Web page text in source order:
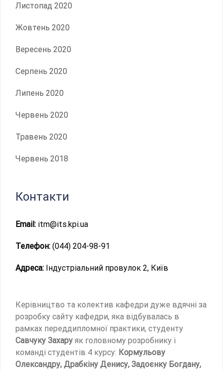
Листопад 2020
Жовтень 2020
Вересень 2020
Серпень 2020
Липень 2020
Червень 2020
Травень 2020
Червень 2018
Контакти
Email: itm@its.kpi.ua
Телефон: (044) 204-98-91
Адреса: Індустріальний провулок 2, Київ
Керівництво та колектив кафедри дуже вдячні за
розробку сайту кафедри, яка відбувалась в
рамках переддипломної практики, студенту
Савчуку Захару як головному розробнику і
команді студентів 4 курсу: Кормульову
Олександру, Драбкіну Денису, Задоєнку Богдану,